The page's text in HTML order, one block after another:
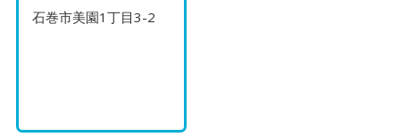
石巻市美園1丁目3-2